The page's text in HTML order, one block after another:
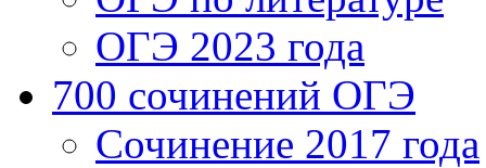
ОГЭ 2023 года
700 cочинений ОГЭ
Сочинение 2017 года